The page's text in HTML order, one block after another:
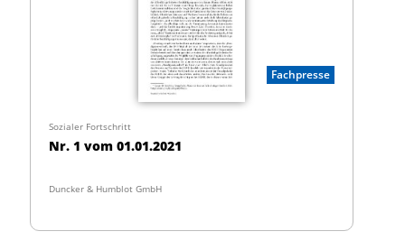
Fachpresse
Sozialer Fortschritt
Nr. 1 vom 01.01.2021
Duncker & Humblot GmbH